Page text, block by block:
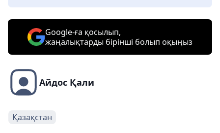
Google-ға қосылып,
жаңалықтарды бірінші болып оқыңыз
Айдос Қали
Қазақстан